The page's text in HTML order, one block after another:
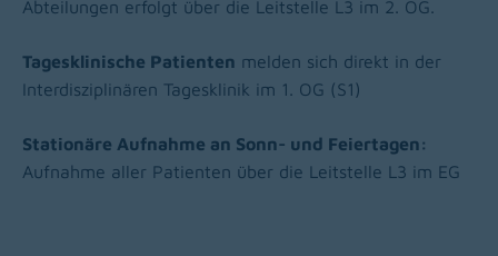
Abteilungen erfolgt über die Leitstelle L3 im 2. OG.
Tagesklinische Patienten melden sich direkt in der
Interdisziplinären Tagesklinik im 1. OG (S1)
Stationäre Aufnahme an Sonn- und Feiertagen:
Aufnahme aller Patienten über die Leitstelle L3 im EG